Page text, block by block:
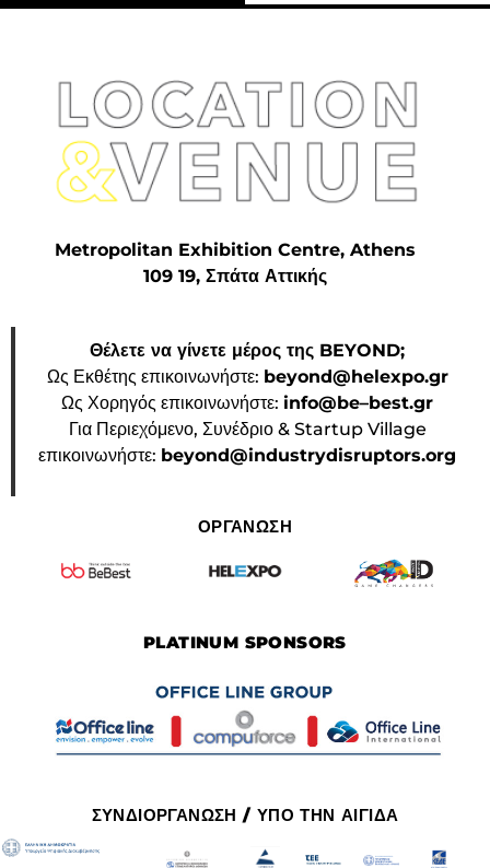
Metropolitan Exhibition Centre, Athens
109 19, Σπάτα Αττικής
Θέλετε να γίνετε μέρος της BEYOND;
Ως Εκθέτης επικοινωνήστε: beyond@helexpo.gr
Ως Χορηγός επικοινωνήστε: info@be–best.gr
Για Περιεχόμενο, Συνέδριο & Startup Village
επικοινωνήστε: beyond@industrydisruptors.org
ΟΡΓΑΝΩΣΗ
PLATINUM SPONSORS
ΣΥΝΔΙΟΡΓΑΝΩΣΗ / ΥΠΟ ΤΗΝ ΑΙΓΙΔΑ